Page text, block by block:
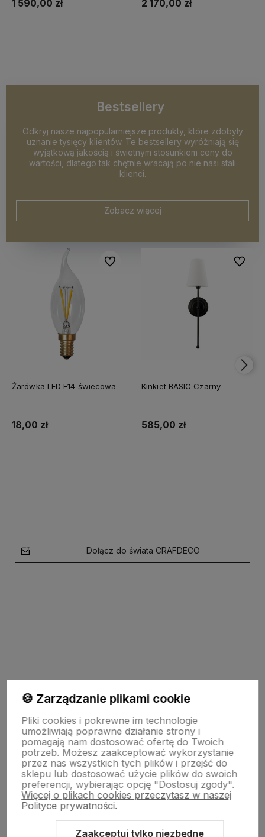
1 590,00 zł 2 170,00 zł
Bestsellery
Odkryj nasze najpopularniejsze produkty, które zdobyły
uznanie tysięcy klientów. Te bestsellery wyróżniają się
wyjątkową jakością i świetnym stosunkiem ceny do
wartości, dlatego tak chętnie wracają po nie nasi stali
klienci.
Zobacz więcej
Żarówka LED E14 świecowa
18,00 zł
Do ulubionych
Kinkiet BASIC Czarny
585,00 zł
Do
Dołącz do świata CRAFDECO
TU JESTEŚMY
INFO O PRODUKCIE
ZGODY
CRAFDECO PRO
🍪 Zarządzanie plikami cookie
Pliki cookies i pokrewne im technologie
umożliwiają poprawne działanie strony i
pomagają nam dostosować ofertę do Twoich
potrzeb. Możesz zaakceptować wykorzystanie
przez nas wszystkich tych plików i przejść do
sklepu lub dostosować użycie plików do swoich
preferencji, wybierając opcję "Dostosuj zgody".
Więcej o plikach cookies przeczytasz w naszej
Polityce prywatności.
Zaakceptuj tylko niezbędne